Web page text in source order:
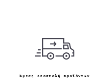
Άμεση αποστολή προϊόντων